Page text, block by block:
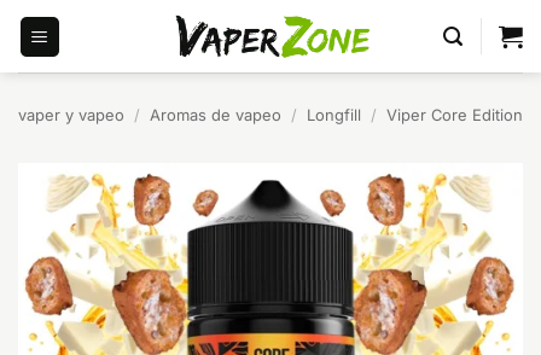
Saltar
contenido
vaper y vapeo / Aromas de vapeo / Longfill / Viper Core Edition